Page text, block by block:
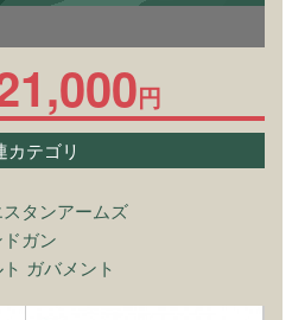
円
カテゴリ
タンアームズ
ガン
ガバメント